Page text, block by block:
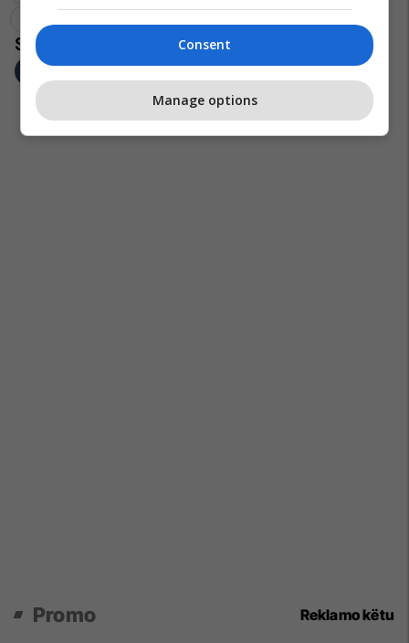
Promo Reklamo këtu
Consent
Manage options